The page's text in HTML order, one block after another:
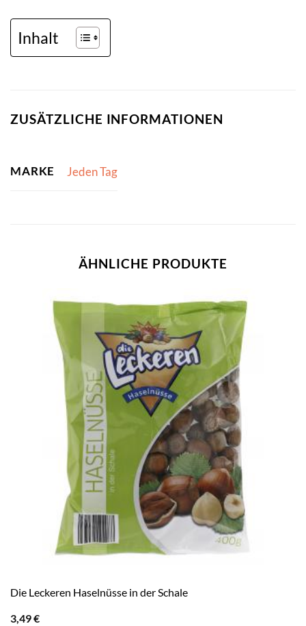
Inhalt
ZUSÄTZLICHE INFORMATIONEN
MARKE Jeden Tag
ÄHNLICHE PRODUKTE
Die Leckeren Haselnüsse in der Schale
3,49€